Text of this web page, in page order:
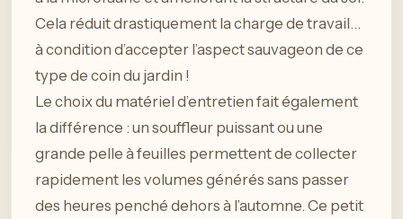
Cela réduit drastiquement la charge de travail…
à condition d’accepter l’aspect sauvageon de ce
type de coin du jardin !
Le choix du matériel d’entretien fait également
la différence : un souffleur puissant ou une
grande pelle à feuilles permettent de collecter
rapidement les volumes générés sans passer
des heures penché dehors à l’automne. Ce petit